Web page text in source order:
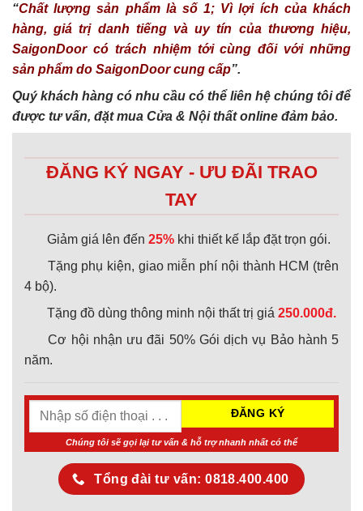
“Chất lượng sản phẩm là số 1; Vì lợi ích của khách
hàng, giá trị danh tiếng và uy tín của thương hiệu,
SaigonDoor có trách nhiệm tới cùng đối với những
sản phẩm do SaigonDoor cung cấp”.
Quý khách hàng có nhu cầu có thể liên hệ chúng tôi để
được tư vấn, đặt mua Cửa & Nội thất online đảm bảo.
ĐĂNG KÝ NGAY - ƯU ĐÃI TRAO
TAY
Giảm giá lên đến 25% khi thiết kế lắp đặt trọn gói.
Tặng phụ kiện, giao miễn phí nội thành HCM (trên
4 bộ).
Tặng đồ dùng thông minh nội thất trị giá 250.000đ.
Cơ hội nhận ưu đãi 50% Gói dịch vụ Bảo hành 5
năm.
Chúng tôi sẽ gọi lại tư vấn & hỗ trợ nhanh nhất có thể
Tổng đài tư vấn: 0818.400.400